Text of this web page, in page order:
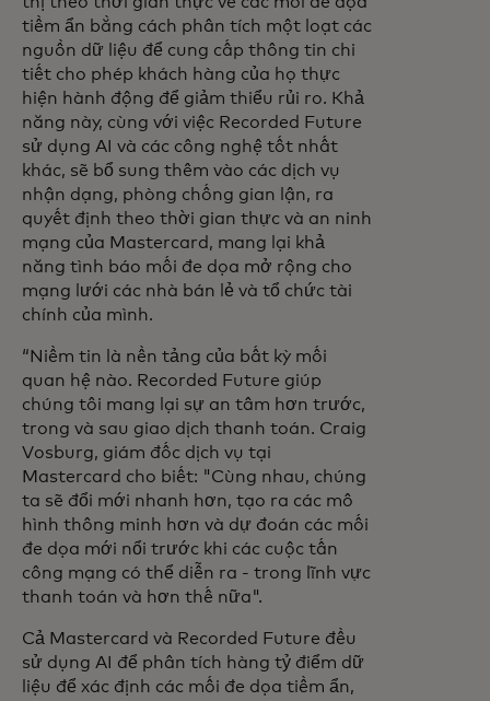
tiềm ẩn bằng cách phân tích một loạt các
nguồn dữ liệu để cung cấp thông tin chi
tiết cho phép khách hàng của họ thực
hiện hành động để giảm thiểu rủi ro. Khả
năng này, cùng với việc Recorded Future
sử dụng AI và các công nghệ tốt nhất
khác, sẽ bổ sung thêm vào các dịch vụ
nhận dạng, phòng chống gian lận, ra
quyết định theo thời gian thực và an ninh
mạng của Mastercard, mang lại khả
năng tình báo mối đe dọa mở rộng cho
mạng lưới các nhà bán lẻ và tổ chức tài
chính của mình.
“Niềm tin là nền tảng của bất kỳ mối
quan hệ nào. Recorded Future giúp
chúng tôi mang lại sự an tâm hơn trước,
trong và sau giao dịch thanh toán. Craig
Vosburg, giám đốc dịch vụ tại
Mastercard cho biết: "Cùng nhau, chúng
ta sẽ đổi mới nhanh hơn, tạo ra các mô
hình thông minh hơn và dự đoán các mối
đe dọa mới nổi trước khi các cuộc tấn
công mạng có thể diễn ra - trong lĩnh vực
thanh toán và hơn thế nữa".
Cả Mastercard và Recorded Future đều
sử dụng AI để phân tích hàng tỷ điểm dữ
liệu để xác định các mối đe dọa tiềm ẩn,